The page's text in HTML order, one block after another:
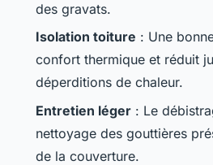
des gravats.
Isolation toiture : Une
confort thermique et réduit
déperditions de chaleur.
Entretien léger : Le
nettoyage des gouttières
de la couverture.